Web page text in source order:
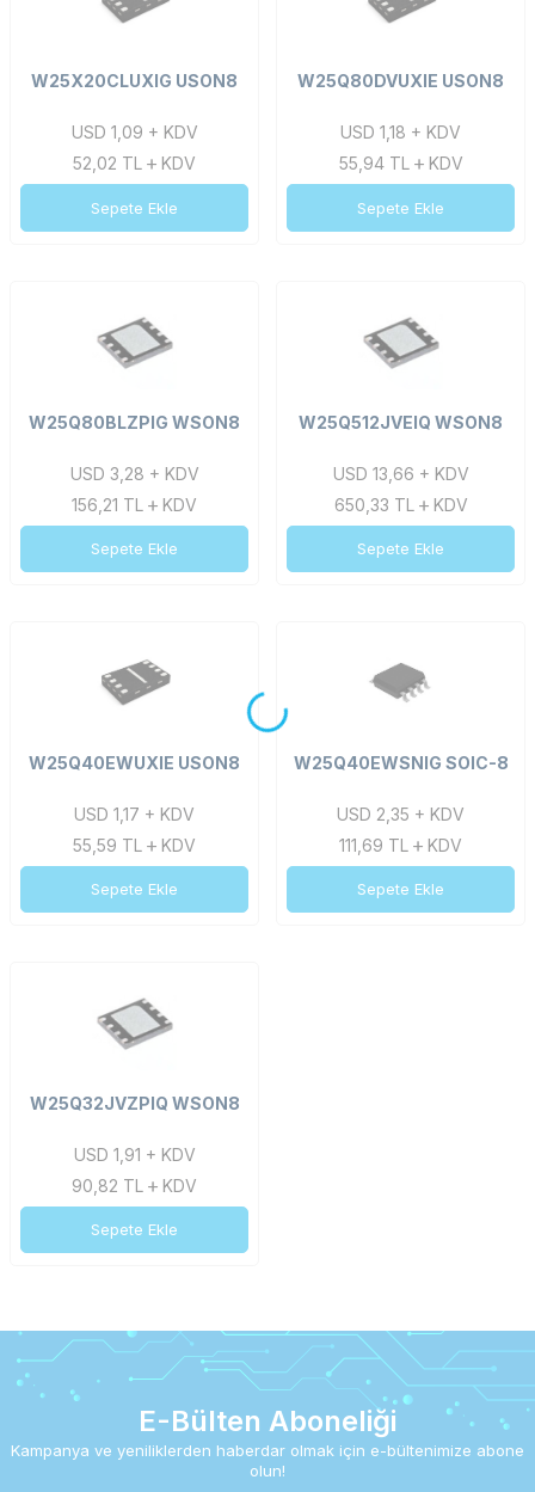
W25X20CLUXIG USON8
USD 1,09 + KDV
52,02 TL KDV
Sepete Ekle
W25Q80DVUXIE USON8
USD 1,18 + KDV
55,94TL KDV
Sepete Ekle
W25Q80BLZPIG WSON8
USD 3,28 + KDV
156,21 TL KDV
Sepete Ekle
W25Q512JVEIQ WSON8
USD 13,66 + KDV
650,33 TL KDV
Sepete Ekle
W25Q40EWUXIE USON8
USD 1,17 + KDV
55,59 TL KDV
Sepete Ekle
W25Q40EWSNIG SOIC-8
USD 2,35 + KDV
111,69 TL KDV
Sepete Ekle
W25Q32JVZPIQ WSON8
USD 1,91 + KDV
90,82 TL KDV
Sepete Ekle
E-Bülten Aboneliği
Kampanya ve yeniliklerden haberdar olmak için e-bültenimize abone
olun!